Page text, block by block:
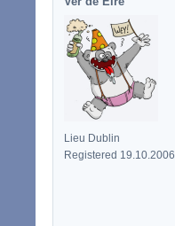
Lieu Dublin
Registered 19.10.2006